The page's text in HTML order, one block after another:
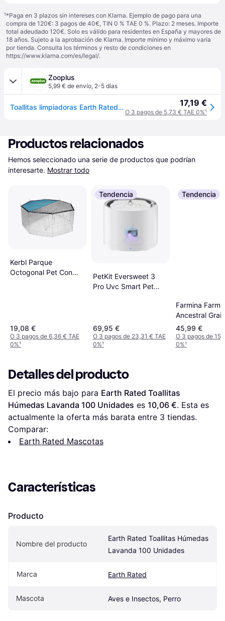
¹*Paga en 3 plazos sin intereses con Klarna. Ejemplo de pago para una
compra de 120€: 3 pagos de 40€, TIN 0 % TAE 0 %. Plazo: 2 meses. Importe
total adeudado 120€. Solo es válido para residentes en España y mayores de
18 años. Sujeto a la aprobación de Klarna. Importe mínimo y máximo varía
por tienda. Consulta los términos y resto de condiciones en
https://www.klarna.com/es/legal/.
Zooplus
5,99 € de envío, 2-5 días
Toallitas limpiadoras Earth Rated para perros - 2 x lavanda (2 x 100 uds.) - Pack Ahorro 17,19 €
O 3 pagos de 5,73 € TAE 0%¹
Productos relacionados
Hemos seleccionado una serie de productos que podrían
interesarte. Mostrar todo
Kerbl Parque
Octogonal Pet Con
19,08 €
O 3 pagos de 6,36 € TAE
0%¹
Tendencia
PetKit Eversweet 3
Pro Uvc Smart Pet
69,95 €
O 3 pagos de 23,31 € TAE
0%¹
Tendencia
Farmina
Ancestral Grain
Medium &
Frango e
kg 12kg
45,99 €
O 3 pagos de
0%¹
Detalles del producto
El precio más bajo para Earth Rated Toallitas
Húmedas Lavanda 100 Unidades es 10,06 €. Esta es
actualmente la oferta más barata entre 3 tiendas.
Comparar:
Earth Rated Mascotas
Características
Producto
Nombre del producto
Earth Rated Toallitas Húmedas
Lavanda 100 Unidades
Marca Earth Rated
Mascota Aves e Insectos, Perro